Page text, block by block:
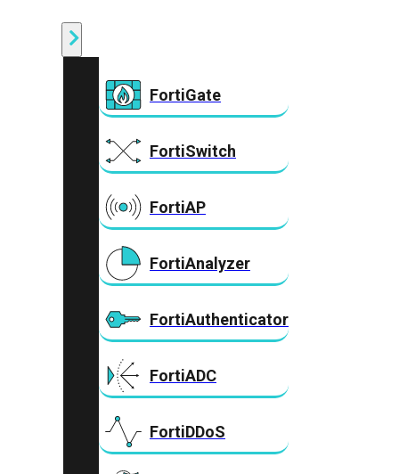
FortiGate
FortiSwitch
FortiAP
FortiAnalyzer
FortiAuthenticator
FortiADC
FortiDDoS